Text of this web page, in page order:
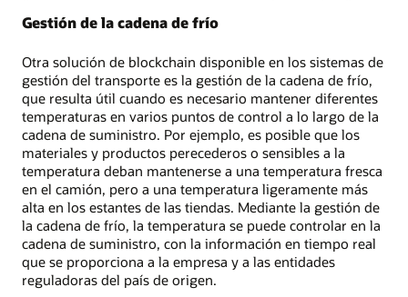
Gestión de la cadena de frío
Otra solución de blockchain disponible en los sistemas de
gestión del transporte es la gestión de la cadena de frío,
que resulta útil cuando es necesario mantener diferentes
temperaturas en varios puntos de control a lo largo de la
cadena de suministro. Por ejemplo, es posible que los
materiales y productos perecederos o sensibles a la
temperatura deban mantenerse a una temperatura fresca
en el camión, pero a una temperatura ligeramente más
alta en los estantes de las tiendas. Mediante la gestión de
la cadena de frío, la temperatura se puede controlar en la
cadena de suministro, con la información en tiempo real
que se proporciona a la empresa y a las entidades
reguladoras del país de origen.